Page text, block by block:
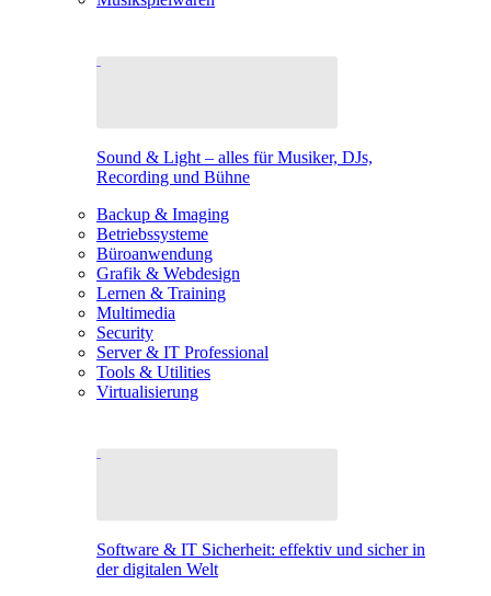
Sound & Light – alles für Musiker, DJs,
Recording und Bühne
Backup & Imaging
Betriebssysteme
Büroanwendung
Grafik & Webdesign
Lernen & Training
Multimedia
Security
Server & IT Professional
Tools & Utilities
Virtualisierung
Software & IT Sicherheit: effektiv und sicher in
der digitalen Welt